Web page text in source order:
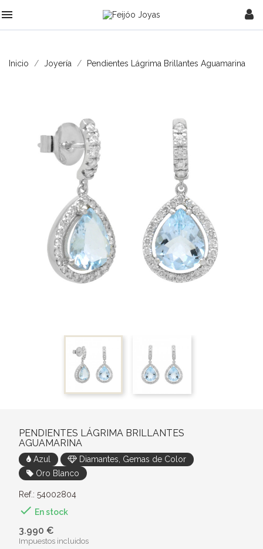

Inicio Joyería Pendientes Lágrima Brillantes Aguamarina
PENDIENTES LÁGRIMA BRILLANTES
AGUAMARINA
Azul
Diamantes, Gemas de Color
Oro Blanco
Ref.: 54002804
 En stock
3.990 €
Impuestos incluidos